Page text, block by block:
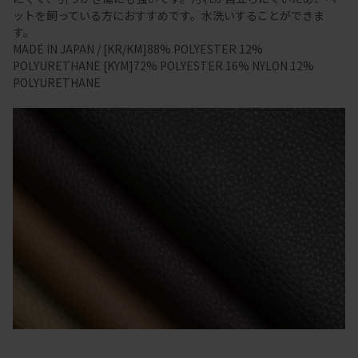
ットを飼っている方におすすめです。水洗いすることができま
す。
MADE IN JAPAN / [KR/KM]88% POLYESTER 12%
POLYURETHANE [KYM]72% POLYESTER 16% NYLON 12%
POLYURETHANE